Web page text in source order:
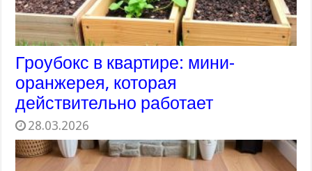
Гроубокс в квартире: мини-
оранжерея, которая
действительно работает
28.03.2026